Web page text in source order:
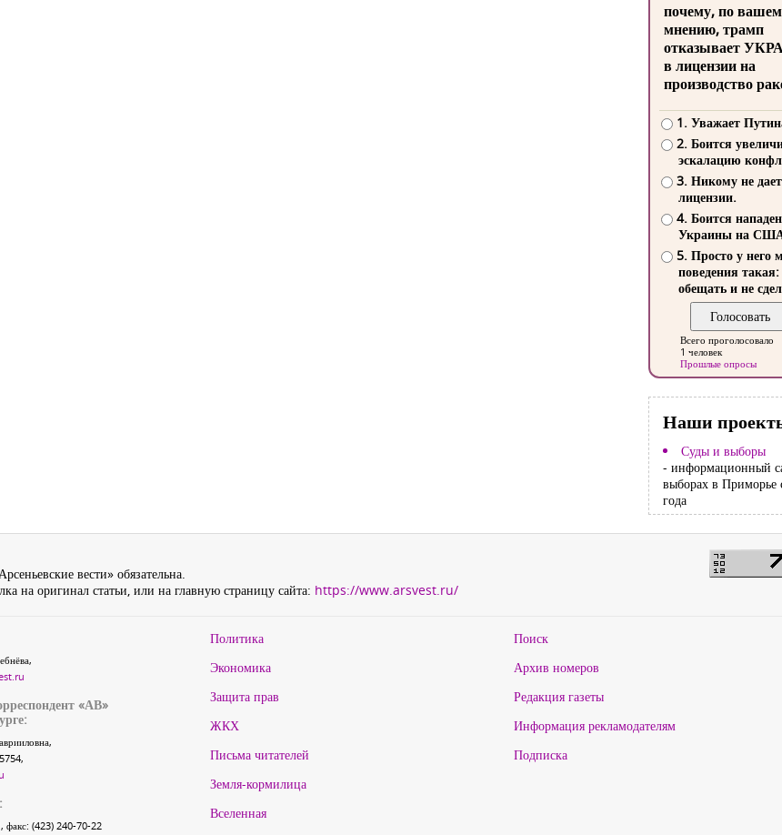
почему, по
мнению, трамп
отказывает
в лицензии на
производство
1. Уважает
2. Боится
эскалацию
3. Никому не
лицензии.
4. Боится
Украины на
5. Просто у него
поведения такая:
обещать и не
Всего проголосовало
1 человек
Прошлые опросы
Наши
Суды и выборы
- информационный
выборах в Приморье
года
вести» обязательна.
на оригинал статьи, или на главную страницу сайта: https://www.arsvest.ru/
«АВ»
факс: (423) 240-70-22
Политика
Экономика
Защита прав
ЖКХ
Письма читателей
Земля-кормилица
Вселенная
Поиск
Архив номеров
Редакция газеты
Информация рекламодателям
Подписка